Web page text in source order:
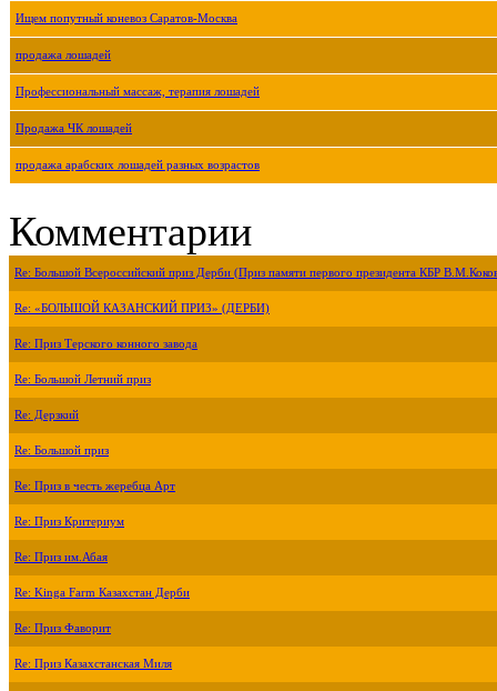
Ищем попутный коневоз Саратов-Москва
продажа лошадей
Профессиональный массаж, терапия лошадей
Продажа ЧК лошадей
продажа арабских лошадей разных возрастов
Комментарии
Re: Большой Всероссийский приз Дерби (Приз памяти первого президента КБР
Re: «БОЛЬШОЙ КАЗАНСКИЙ ПРИЗ» (ДЕРБИ)
Re: Приз Терского конного завода
Re: Большой Летний приз
Re: Дерзкий
Re: Большой приз
Re: Приз в честь жеребца Арт
Re: Приз Критериум
Re: Приз им.Абая
Re: Kinga Farm Казахстан Дерби
Re: Приз Фаворит
Re: Приз Казахстанская Миля